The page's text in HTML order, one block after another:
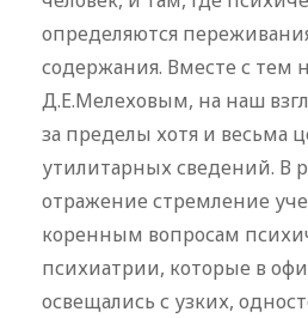
определяются
содержания. Вместе с тем
Д.Е.Мелеховым, на наш
за пределы хотя и весьма
утилитарных сведений. В
отражение стремление
коренным вопросам
психиатрии, которые в
освещались с узких,